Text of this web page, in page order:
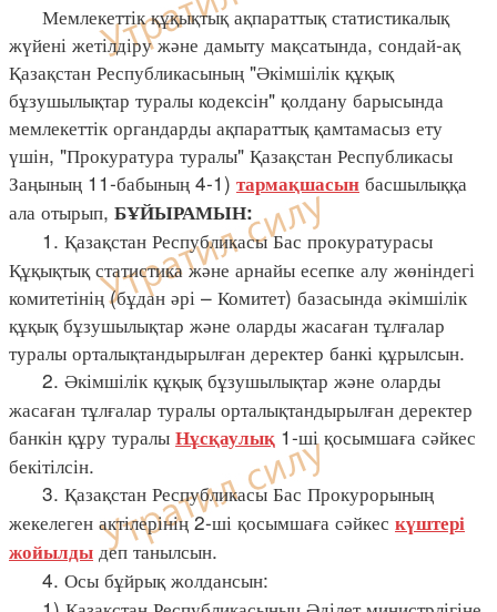
Мемлекеттік құқықтық ақпараттық статистикалық
жүйені жетілдіру және дамыту мақсатында, сондай-ақ
Қазақстан Республикасының "Әкімшілік құқық
бұзушылықтар туралы кодексін" қолдану барысында
мемлекеттік органдарды ақпараттық қамтамасыз ету
үшін, "Прокуратура туралы" Қазақстан Республикасы
Заңының 11-бабының 4-1) тармақшасын басшылыққа
ала отырып, БҰЙЫРАМЫН:
1. Қазақстан Республикасы Бас прокуратурасы
Құқықтық статистика және арнайы есепке алу жөніндегі
комитетінің (бұдан әрі – Комитет) базасында әкімшілік
құқық бұзушылықтар және оларды жасаған тұлғалар
туралы орталықтандырылған деректер банкі құрылсын.
2. Әкімшілік құқық бұзушылықтар және оларды
жасаған тұлғалар туралы орталықтандырылған деректер
банкін құру туралы Нұсқаулық 1-ші қосымшаға сәйкес
бекітілсін.
3. Қазақстан Республикасы Бас Прокурорының
жекелеген актілерінің 2-ші қосымшаға сәйкес күштері
жойылды деп танылсын.
4. Осы бұйрық жолдансын: